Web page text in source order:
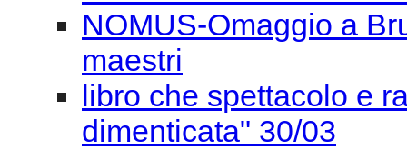
Convegno Può
Musica per tutti a
George Aperghis, un
Speciale SIMC